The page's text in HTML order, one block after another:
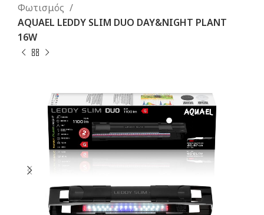
Φωτισμός
AQUAEL LEDDY SLIM DUO DAY&NIGHT PLANT
16W